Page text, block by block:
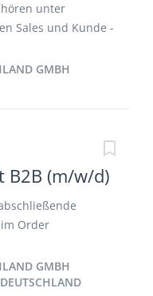
unter
Sales und Kunde -
von
Pflege von
Projekten -
-
und
GMBH
B2B (m/w/d)
Order
o
o Artikel &
GMBH